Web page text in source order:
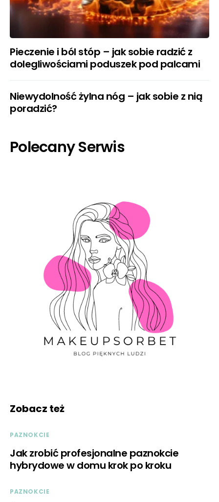
Pieczenie i ból stóp – jak sobie radzić z
dolegliwościami poduszek pod palcami
Niewydolność żylna nóg – jak sobie z nią
poradzić?
Polecany Serwis
Zobacz też
PAZNOKCIE
Jak zrobić profesjonalne paznokcie
hybrydowe w domu krok po kroku
PAZNOKCIE